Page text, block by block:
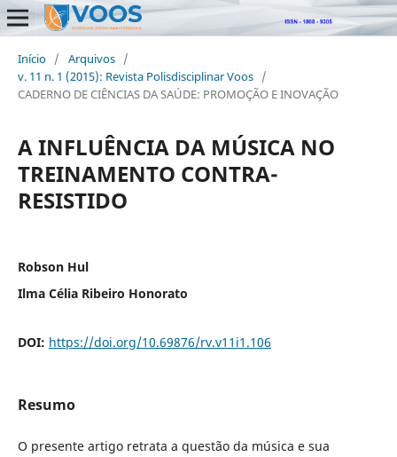
Início / Arquivos /
v. 11 n. 1 (2015): Revista Polisdisciplinar Voos /
CADERNO DE CIÊNCIAS DA SAÚDE: PROMOÇÃO E INOVAÇÃO
A INFLUÊNCIA DA MÚSICA NO
TREINAMENTO CONTRA-
RESISTIDO
Robson Hul
Ilma Célia Ribeiro Honorato
DOI: https://doi.org/10.69876/rv.v11i1.106
Resumo
O presente artigo retrata a questão da música e sua